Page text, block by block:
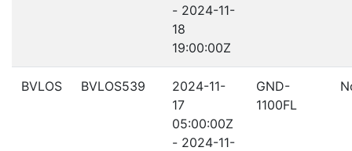
- 2024-11-
18
19:00:00Z
BVLOS BVLOS539
2024-11-
17
05:00:00Z
- 2024-11-
GND-
1100FL